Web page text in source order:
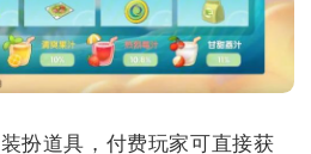
扮道具，付费玩家可直接获